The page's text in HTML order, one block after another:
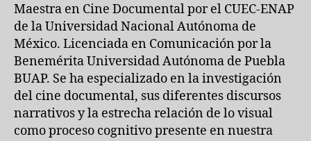
Maestra en Cine Documental por el CUEC-ENAP
de la Universidad Nacional Autónoma de
México. Licenciada en Comunicación por la
Benemérita Universidad Autónoma de Puebla
BUAP. Se ha especializado en la investigación
del cine documental, sus diferentes discursos
narrativos y la estrecha relación de lo visual
como proceso cognitivo presente en nuestra